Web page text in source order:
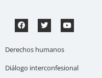
Derechos humanos
Diálogo interconfesional